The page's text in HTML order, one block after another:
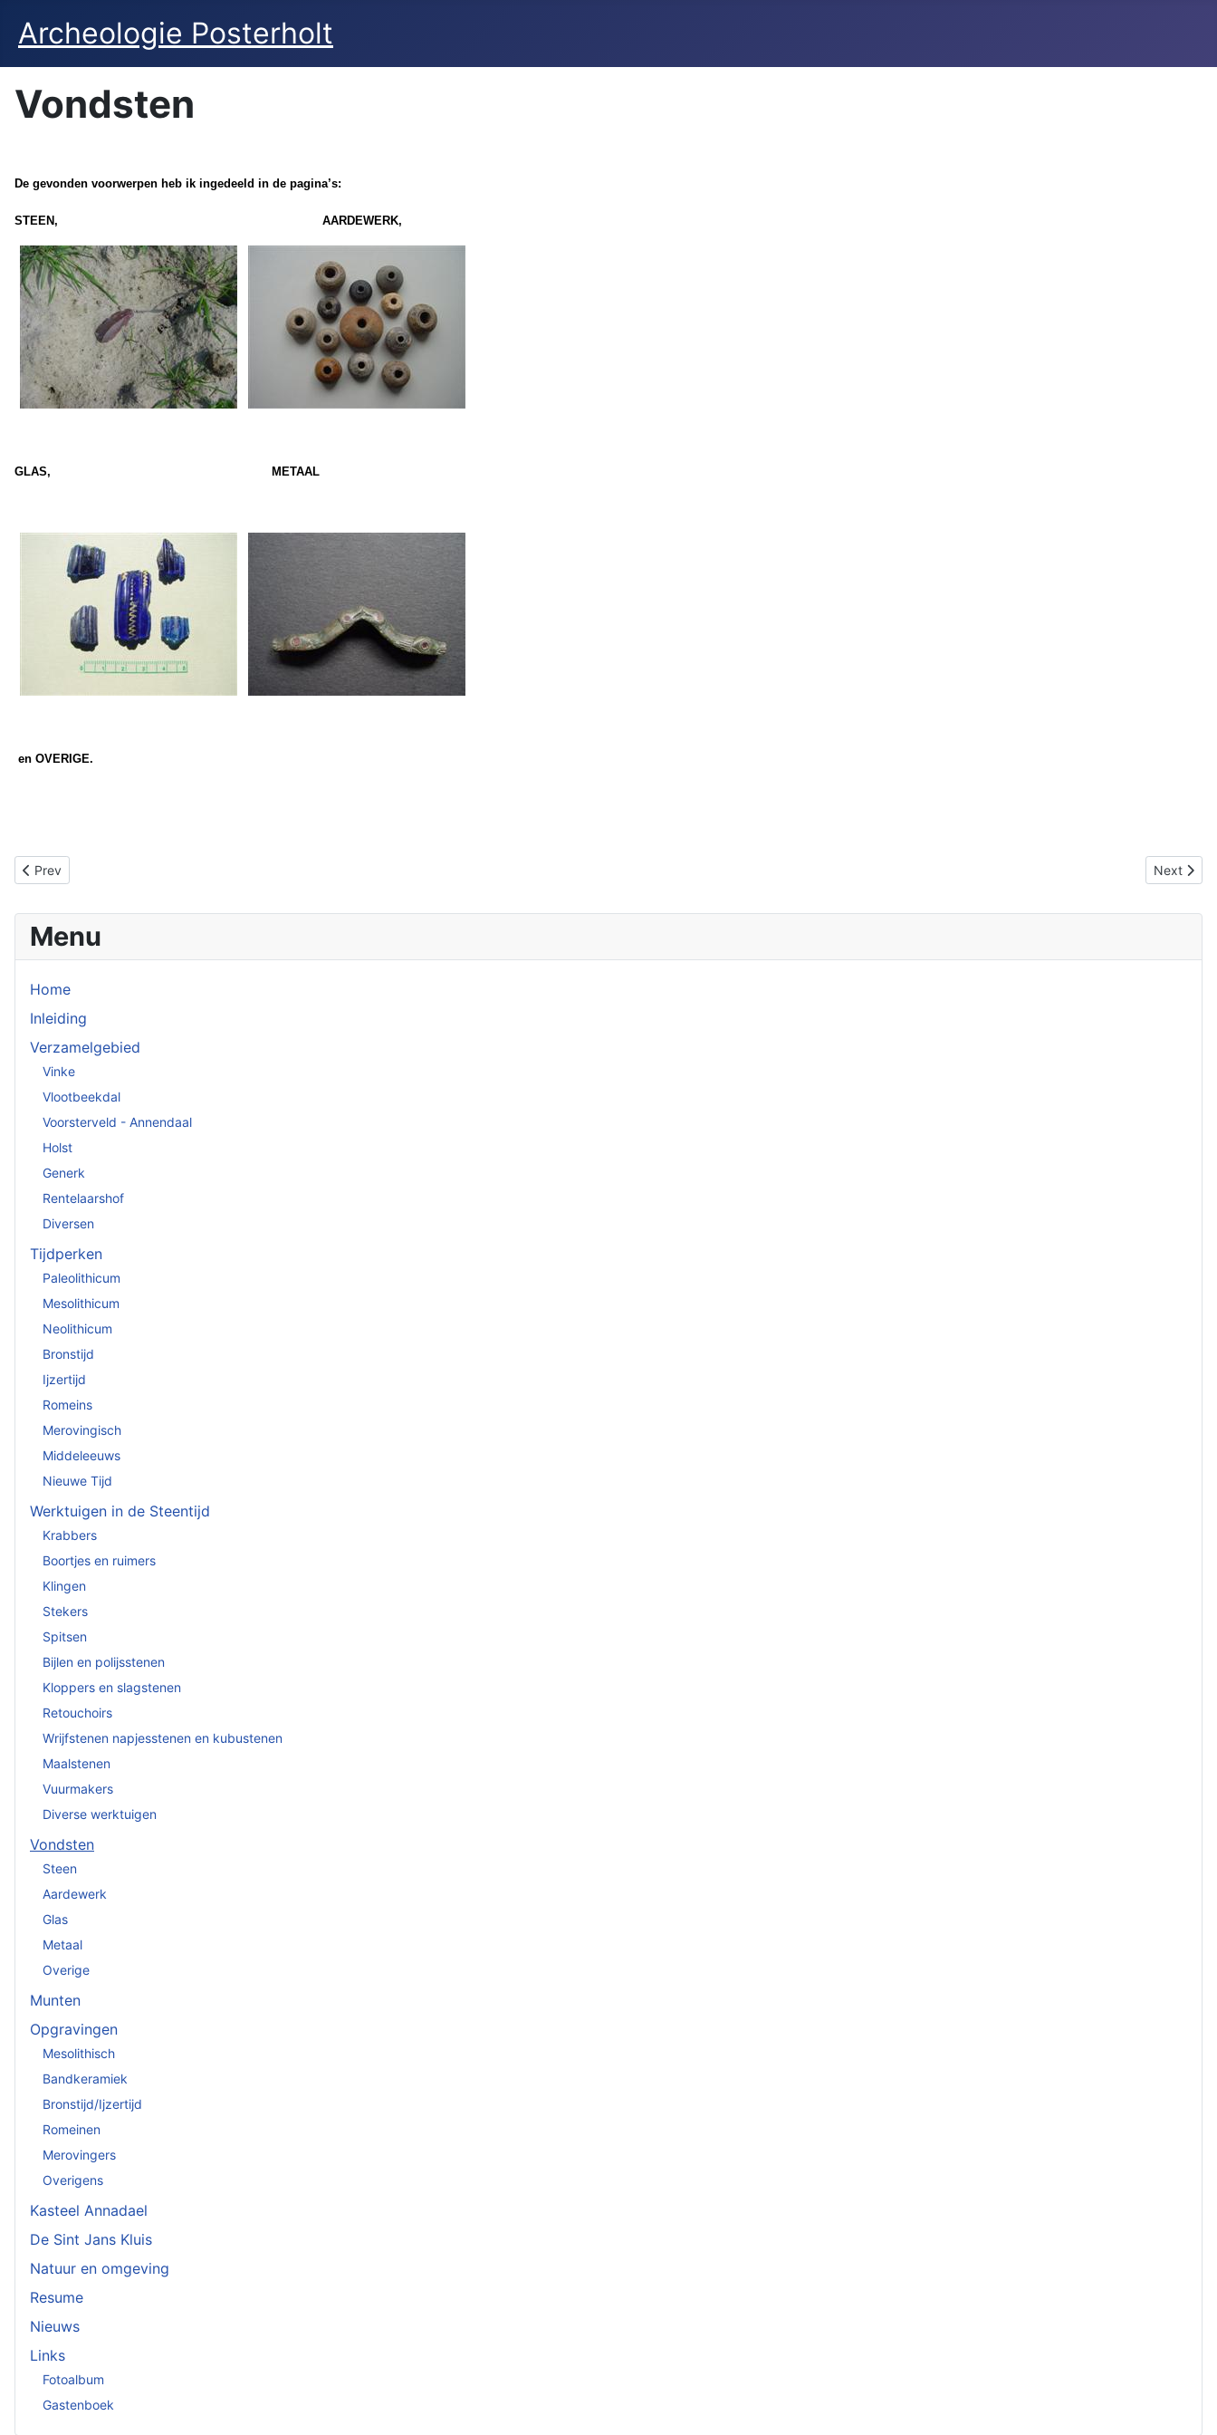
Archeologie Posterholt
Vondsten
De gevonden voorwerpen heb ik ingedeeld in de pagina’s:
STEEN, AARDEWERK,
GLAS, METAAL
en OVERIGE.
Previous article: Diverse werktuigen en gebruiksvoorwerpen
Prev Next
Next
Menu
Home
Inleiding
Verzamelgebied
Vinke
Vlootbeekdal
Voorsterveld - Annendaal
Holst
Generk
Rentelaarshof
Diversen
Tijdperken
Paleolithicum
Mesolithicum
Neolithicum
Bronstijd
Ijzertijd
Romeins
Merovingisch
Middeleeuws
Nieuwe Tijd
Werktuigen in de Steentijd
Krabbers
Boortjes en ruimers
Klingen
Stekers
Spitsen
Bijlen en polijsstenen
Kloppers en slagstenen
Retouchoirs
Wrijfstenen napjesstenen en kubustenen
Maalstenen
Vuurmakers
Diverse werktuigen
Vondsten
Steen
Aardewerk
Glas
Metaal
Overige
Munten
Opgravingen
Mesolithisch
Bandkeramiek
Bronstijd/Ijzertijd
Romeinen
Merovingers
Overigens
Kasteel Annadael
De Sint Jans Kluis
Natuur en omgeving
Resume
Nieuws
Links
Fotoalbum
Gastenboek